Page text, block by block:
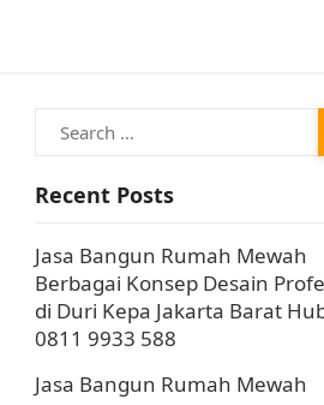
Search
for:
Recent Posts
Jasa Bangun Rumah Mewah
Berbagai Konsep Desain
di Duri Kepa Jakarta Barat
0811 9933 588
Jasa Bangun Rumah Mewah